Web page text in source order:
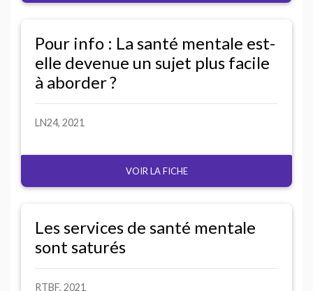
Pour info : La santé mentale est-
elle devenue un sujet plus facile
à aborder?
LN24, 2021
VOIR LA FICHE
Les services de santé mentale
sont saturés
RTBF, 2021